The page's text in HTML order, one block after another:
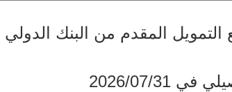
المقدم من البنك الدولي (بملايين
07/31